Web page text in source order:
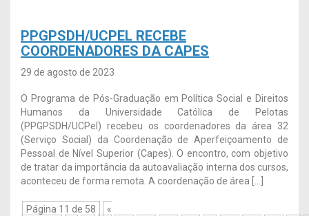
PPGPSDH/UCPEL RECEBE
COORDENADORES DA CAPES
29 de agosto de 2023
O Programa de Pós-Graduação em Política Social e Direitos
Humanos da Universidade Católica de Pelotas
(PPGPSDH/UCPel) recebeu os coordenadores da área 32
(Serviço Social) da Coordenação de Aperfeiçoamento de
Pessoal de Nível Superior (Capes). O encontro, com objetivo
de tratar da importância da autoavaliação interna dos cursos,
aconteceu de forma remota. A coordenação de área […]
Página 11 de 58
«